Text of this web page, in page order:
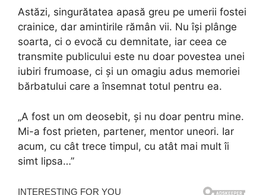
Astăzi, singurătatea apasă greu pe umerii fostei
crainice, dar amintirile rămân vii. Nu își plânge
soarta, ci o evocă cu demnitate, iar ceea ce
transmite publicului este nu doar povestea unei
iubiri frumoase, ci și un omagiu adus memoriei
bărbatului care a însemnat totul pentru ea.
„A fost un om deosebit, și nu doar pentru mine.
Mi-a fost prieten, partener, mentor uneori. Iar
acum, cu cât trece timpul, cu atât mai mult îi
simt lipsa…”